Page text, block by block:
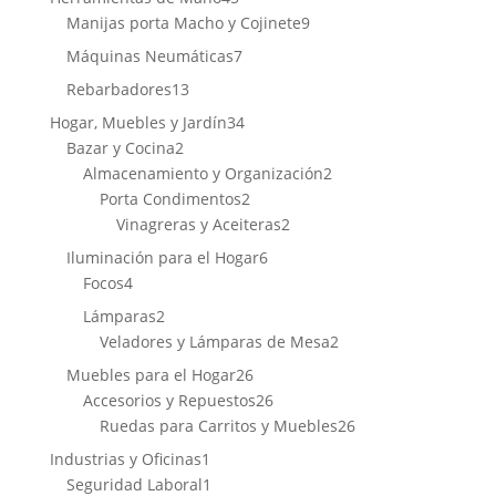
productos
Manijas porta Macho y Cojinete99
Máquinas Neumáticas77
Rebarbadores1313
productos
Hogar, Muebles y Jardín3434
Bazar y Cocina22
productos
Almacenamiento y Organización22
Porta Condimentos22
productos
Vinagreras y Aceiteras22
Iluminación para el Hogar66
Focos44
productos
Lámparas22
productos
Veladores y Lámparas de Mesa22
Muebles para el Hogar2626
productos
Accesorios y Repuestos2626
productos
Ruedas para Carritos y Muebles2626
Industrias y Oficinas1
Seguridad Laboral1